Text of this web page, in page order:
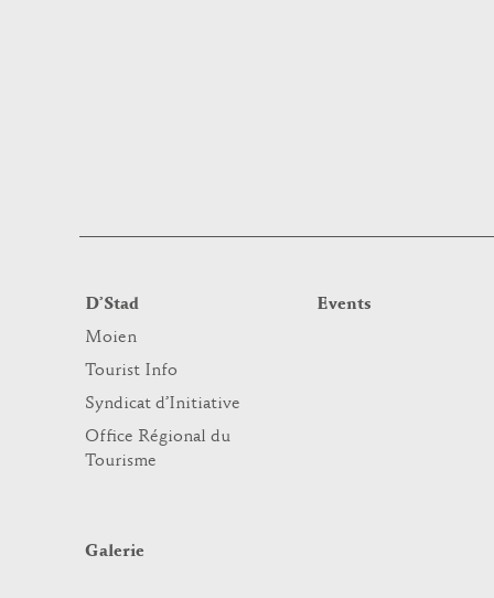
D’Stad
Moien
Tourist Info
Syndicat d’Initiative
Office Régional du
Tourisme
Events
Galerie